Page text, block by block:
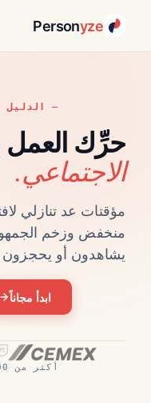
Personyze
الدليل
حرِّك العمل
الاجتماعي.
مؤقتات عد تنازلي
منخفض وزخم
يشاهدون أو
ابدأ مجاناً
أكثر من 1,500 علامة تجارية